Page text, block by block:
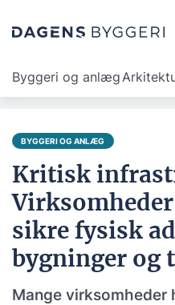
Byggeri og anlæg
BYGGERI OG ANLÆG
Kritisk
sikre fysisk
bygninger og
Mange